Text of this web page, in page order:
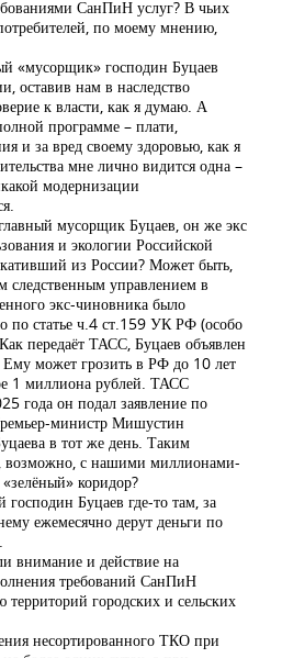
СанПиН услуг? В чьих
по моему мнению,
«мусорщик» господин Буцаев
оставив нам в наследство
к власти, как я думаю. А
программе – плати,
и за вред своему здоровью, как я
мне лично видится одна –
модернизации
мусорщик Буцаев, он же экс
и экологии Российской
из России? Может быть,
управлением в
экс-чиновника было
по статье ч.4 ст.159 УК РФ (особо
передаёт ТАСС, Буцаев объявлен
может грозить в РФ до 10 лет
1 миллиона рублей. ТАСС
года он подал заявление по
министр Мишустин
в тот же день. Таким
возможно, с нашими миллионами-
коридор?
Буцаев где-то там, за
ежемесячно дерут деньги по
внимание и действие на
требований СанПиН
городских и сельских
несортированного ТКО при